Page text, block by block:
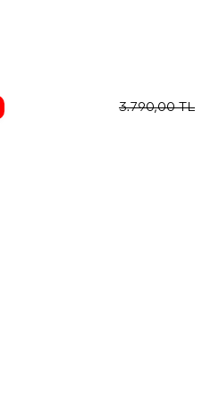
3.790,00TL